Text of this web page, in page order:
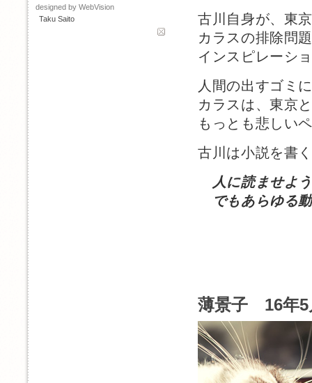
古川自身が、東
カラスの排除問
インスピレーシ
人間の出すゴミ
カラスは、東京
もっとも悲しい
古川は小説を書
人に読ませよ
でもあらゆる
薄景子 16年5
designed by WebVision
Taku Saito